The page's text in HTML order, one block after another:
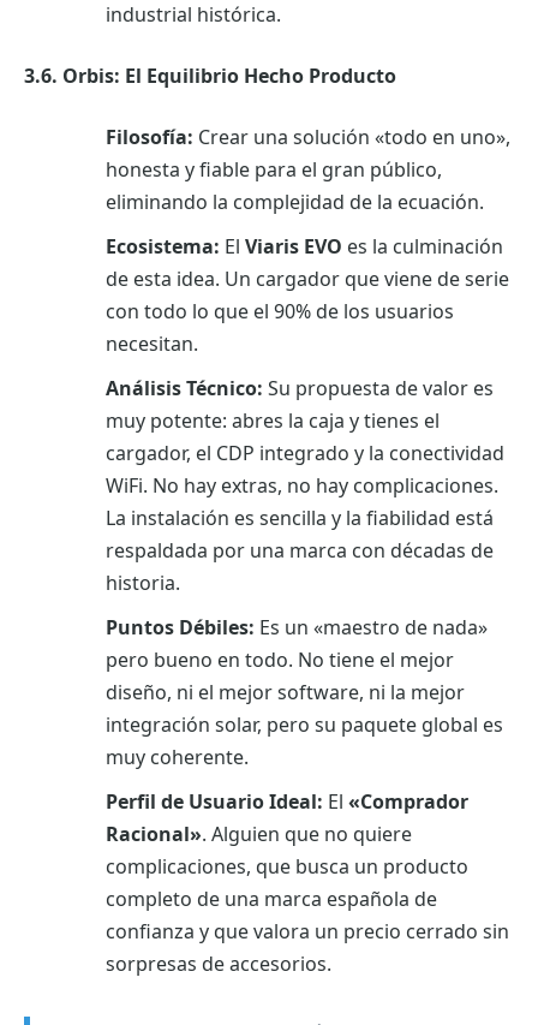
industrial histórica.
3.6. Orbis: El Equilibrio Hecho Producto
Filosofía: Crear una solución «todo en uno»,
honesta y fiable para el gran público,
eliminando la complejidad de la ecuación.
Ecosistema: El Viaris EVO es la culminación
de esta idea. Un cargador que viene de serie
con todo lo que el 90% de los usuarios
necesitan.
Análisis Técnico: Su propuesta de valor es
muy potente: abres la caja y tienes el
cargador, el CDP integrado y la conectividad
WiFi. No hay extras, no hay complicaciones.
La instalación es sencilla y la fiabilidad está
respaldada por una marca con décadas de
historia.
Puntos Débiles: Es un «maestro de nada»
pero bueno en todo. No tiene el mejor
diseño, ni el mejor software, ni la mejor
integración solar, pero su paquete global es
muy coherente.
Perfil de Usuario Ideal: El «Comprador
Racional». Alguien que no quiere
complicaciones, que busca un producto
completo de una marca española de
confianza y que valora un precio cerrado sin
sorpresas de accesorios.